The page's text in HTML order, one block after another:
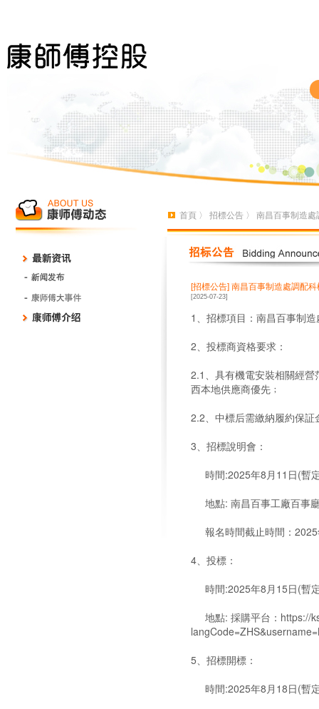
首頁 〉 招標公告 〉 南昌百事制造
[招標公告] 南昌百事制造處調配
[2025-07-23]
1、招標項目：南昌百事制
2、投標商資格要求：
2.1、具有機電安裝相關經
西本地供應商優先﹔
2.2、中標后需繳納履約保
3、招標說明會：
時間:2025年8月11日(暫
地點: 南昌百事工廠百事
報名時間截止時間：
4、投標：
時間:2025年8月15日(暫
地點: 採購平台：https://
5、招標開標：
時間:2025年8月18日(暫